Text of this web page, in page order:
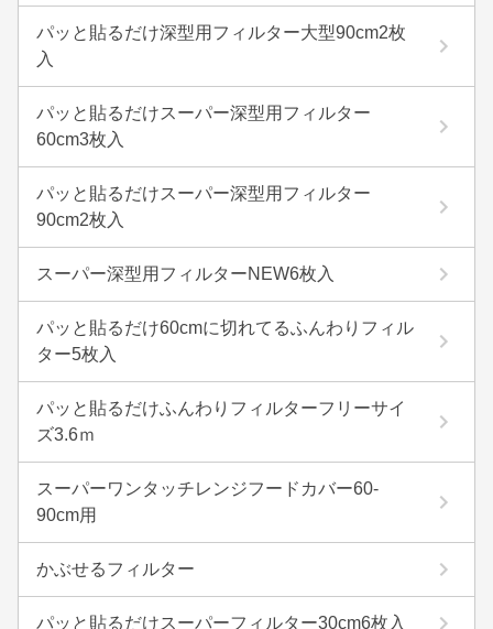
パッと貼るだけ深型用フィルター大型90cm2枚
入
パッと貼るだけスーパー深型用フィルター
60cm3枚入
パッと貼るだけスーパー深型用フィルター
90cm2枚入
スーパー深型用フィルターNEW6枚入
パッと貼るだけ60cmに切れてるふんわりフィル
ター5枚入
パッと貼るだけふんわりフィルターフリーサイ
ズ3.6ｍ
スーパーワンタッチレンジフードカバー60-
90cm用
かぶせるフィルター
パッと貼るだけスーパーフィルター30cm6枚入